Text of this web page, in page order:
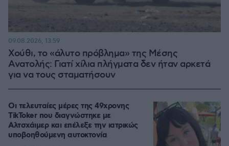
Χούθι, το «άλυτο πρόβλημα» της Μέσης
Ανατολής: Γιατί χίλια πλήγματα δεν ήταν αρκετά
για να τους σταματήσουν
09.08.2026, 13:59
Οι τελευταίες μέρες της 49χρονης
TikToker που διαγνώστηκε με
Αλτσχάιμερ και επέλεξε την ιατρικώς
υποβοηθούμενη αυτοκτονία